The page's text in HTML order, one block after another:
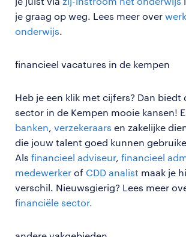
je graag op weg. Lees meer over
onderwijs.
financieel vacatures in de kempen
Heb je een klik met cijfers? Dan biedt
sector in de Kempen mooie kansen!
banken, verzekeraars en zakelijke
die jouw talent goed kunnen
Als financieel adviseur, financieel
medewerker of CDD analist maak je
verschil. Nieuwsgierig? Lees meer
financiële sector.